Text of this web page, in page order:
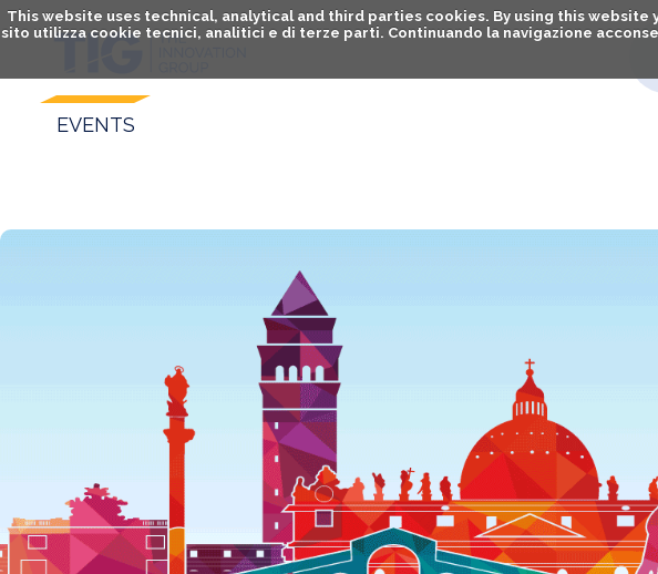
This website uses technical, analytical and third parties cookies. By using this
sito utilizza cookie tecnici, analitici e di terze parti. Continuando la navigazione
EVENTS